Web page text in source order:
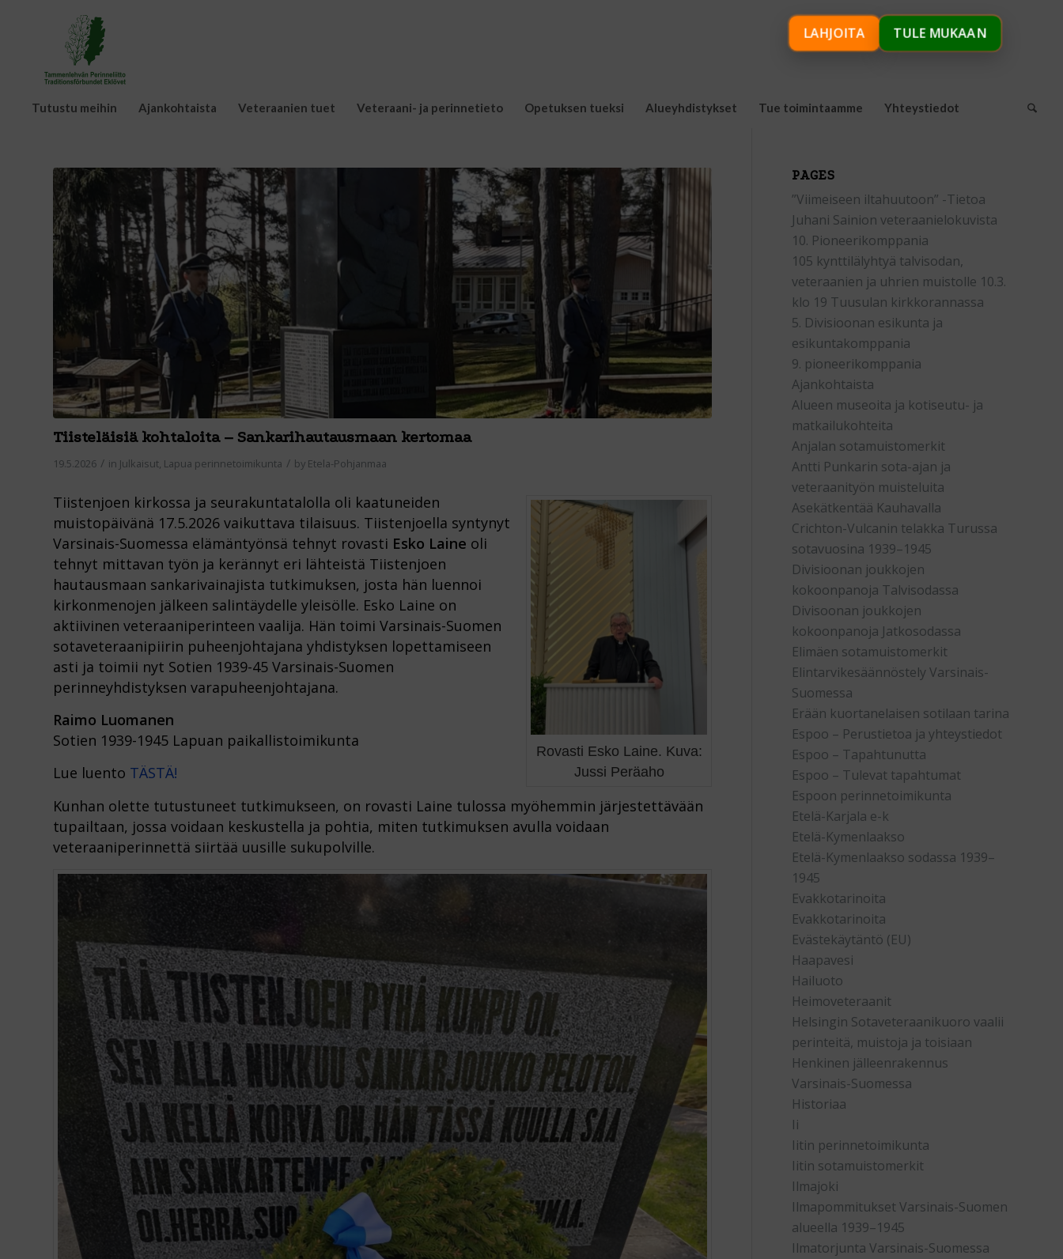
Tutustu meihin Ajankohtaista Veteraanien tuet Veteraani- ja perinnetieto Opetuksen tueksi Alueyhdistykset Tue toimintaamme Yhteystiedot
Tiisteläisiä kohtaloita – Sankarihautausmaan kertomaa
19.5.2026 / in Julkaisut Lapua perinnetoimikunta / by Etela-Pohjanmaa
Rovasti Esko Laine. Kuva:
Jussi Peräaho
Tiistenjoen kirkossa ja seurakuntatalolla oli kaatuneiden
muistopäivänä 17.5.2026 vaikuttava tilaisuus. Tiistenjoella syntynyt
Varsinais-Suomessa elämäntyönsä tehnyt rovasti Esko Laine oli
tehnyt mittavan työn ja kerännyt eri lähteistä Tiistenjoen
hautausmaan sankarivainajista tutkimuksen, josta hän luennoi
kirkonmenojen jälkeen salintäydelle yleisölle. Esko Laine on
aktiivinen veteraaniperinteen vaalija. Hän toimi Varsinais-Suomen
sotaveteraanipiirin puheenjohtajana yhdistyksen lopettamiseen
asti ja toimii nyt Sotien 1939-45 Varsinais-Suomen
perinneyhdistyksen varapuheenjohtajana.
Raimo Luomanen
Sotien 1939-1945 Lapuan paikallistoimikunta
Lue luento TÄSTÄ!
Kunhan olette tutustuneet tutkimukseen, on rovasti Laine tulossa myöhemmin järjestettävään
tupailtaan, jossa voidaan keskustella ja pohtia, miten tutkimuksen avulla voidaan
veteraaniperinnettä siirtää uusille sukupolville.
PAGES
”Viimeiseen iltahuutoon” -Tietoa
Juhani Sainion veteraanielokuvista
10. Pioneerikomppania
105 kynttilälyhtyä talvisodan,
veteraanien ja uhrien muistolle 10.3.
klo 19 Tuusulan kirkkorannassa
5. Divisioonan esikunta ja
esikuntakomppania
9. pioneerikomppania
Ajankohtaista
Alueen museoita ja kotiseutu- ja
matkailukohteita
Anjalan sotamuistomerkit
Antti Punkarin sota-ajan ja
veteraanityön muisteluita
Asekätkentää Kauhavalla
Crichton-Vulcanin telakka Turussa
sotavuosina 1939–1945
Divisioonan joukkojen
kokoonpanoja Talvisodassa
Divisoonan joukkojen
kokoonpanoja Jatkosodassa
Elimäen sotamuistomerkit
Elintarvikesäännöstely Varsinais-
Suomessa
Erään kuortanelaisen sotilaan tarina
Espoo – Perustietoa ja yhteystiedot
Espoo – Tapahtunutta
Espoo – Tulevat tapahtumat
Espoon perinnetoimikunta
Etelä-Karjala e-k
Etelä-Kymenlaakso
Etelä-Kymenlaakso sodassa 1939–
1945
Evakkotarinoita
Evakkotarinoita
Evästekäytäntö (EU)
Haapavesi
Hailuoto
Heimoveteraanit
Helsingin Sotaveteraanikuoro vaalii
perinteitä, muistoja ja toisiaan
Henkinen jälleenrakennus
Varsinais-Suomessa
Historiaa
Ii
Iitin perinnetoimikunta
Iitin sotamuistomerkit
Ilmajoki
Ilmapommitukset Varsinais-Suomen
alueella 1939–1945
Ilmatorjunta Varsinais-Suomessa
LAHJOITA TULE MUKAAN